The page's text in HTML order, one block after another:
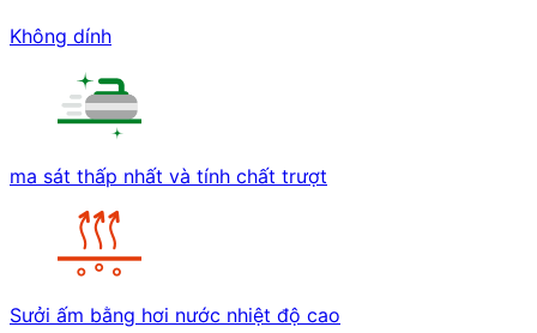
Không dính
ma sát thấp nhất và tính chất trượt
Sưởi ấm bằng hơi nước nhiệt độ cao